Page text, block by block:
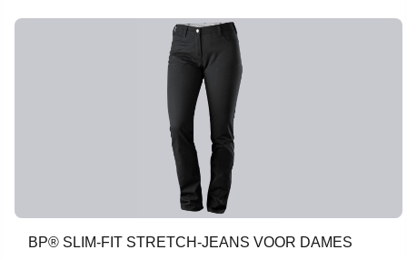
BP® SLIM-FIT STRETCH-JEANS VOOR DAMES